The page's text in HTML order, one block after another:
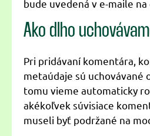
bude uvedená v e-maile na
Ako dlho
Pri pridávaní komentára,
metaúdaje sú uchovávané
tomu vieme automaticky
akékoľvek súvisiace
museli byť podržané na